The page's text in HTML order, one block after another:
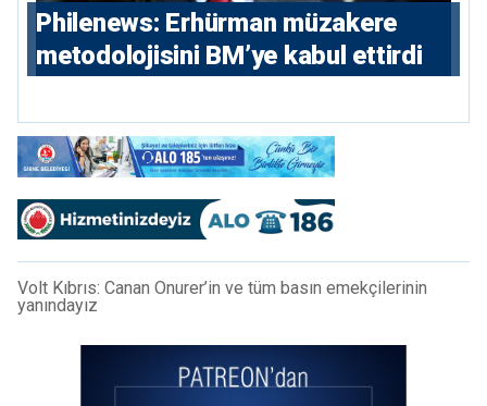
Philenews: Erhürman müzakere
metodolojisini BM’ye kabul ettirdi
Volt Kıbrıs: Canan Onurer’in ve tüm basın emekçilerinin
yanındayız